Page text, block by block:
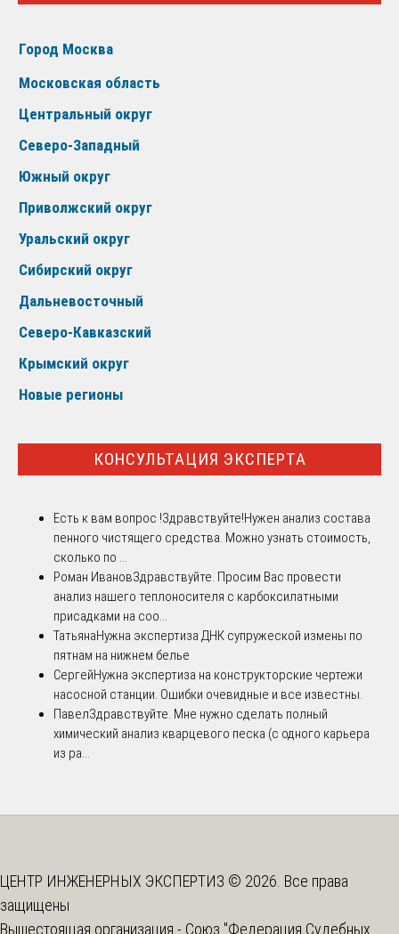
Город Москва
Московская область
Центральный округ
Северо-Западный
Южный округ
Приволжский округ
Уральский округ
Сибирский округ
Дальневосточный
Северо-Кавказский
Крымский округ
Новые регионы
КОНСУЛЬТАЦИЯ ЭКСПЕРТА
Есть к вам вопрос !Здравствуйте!Нужен анализ состава
пенного чистящего средства. Можно узнать стоимость,
сколько по ...
Роман ИвановЗдравствуйте. Просим Вас провести
анализ нашего теплоносителя с карбоксилатными
присадками на соо...
ТатьянаНужна экспертиза ДНК супружеской измены по
пятнам на нижнем белье
СергейНужна экспертиза на конструкторские чертежи
насосной станции. Ошибки очевидные и все известны.
ПавелЗдравствуйте. Мне нужно сделать полный
химический анализ кварцевого песка (с одного карьера
из ра...
ЦЕНТР ИНЖЕНЕРНЫХ ЭКСПЕРТИЗ © 2026. Все права
защищены
Вышестоящая организация - Союз "Федерация Судебных